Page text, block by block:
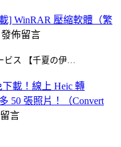
] WinRAR 壓縮軟體（繁
發佈留言
ビス 【千夏の伊…
下載！線上 Heic 轉
50 張照片！（Convert
言